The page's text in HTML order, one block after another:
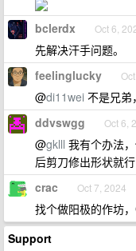
bclerdx Oct 6,
先解决汗手问题。
feelinglucky
@di11wei 不是兄弟
ddvswgg Oct 6,
@gklll 我有个办法
后剪刀修出形状就
crac Oct 7, 2024
找个做阳极的作坊
Support